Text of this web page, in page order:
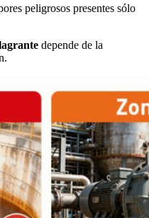
peligrosos presentes sólo
depende de la